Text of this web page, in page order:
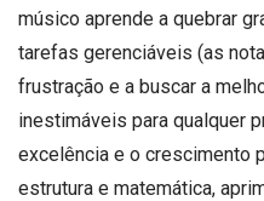
músico aprende a quebrar
tarefas gerenciáveis (as
frustração e a buscar a
inestimáveis para qualquer
excelência e o crescimento
estrutura e matemática,